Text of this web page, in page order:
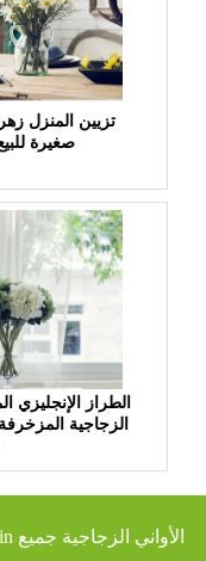
تزيين المنزل
صغيرة
الطراز الإنجليزي
الزجاجية
شنتشن Ruixin الأواني الزجاجية جميع